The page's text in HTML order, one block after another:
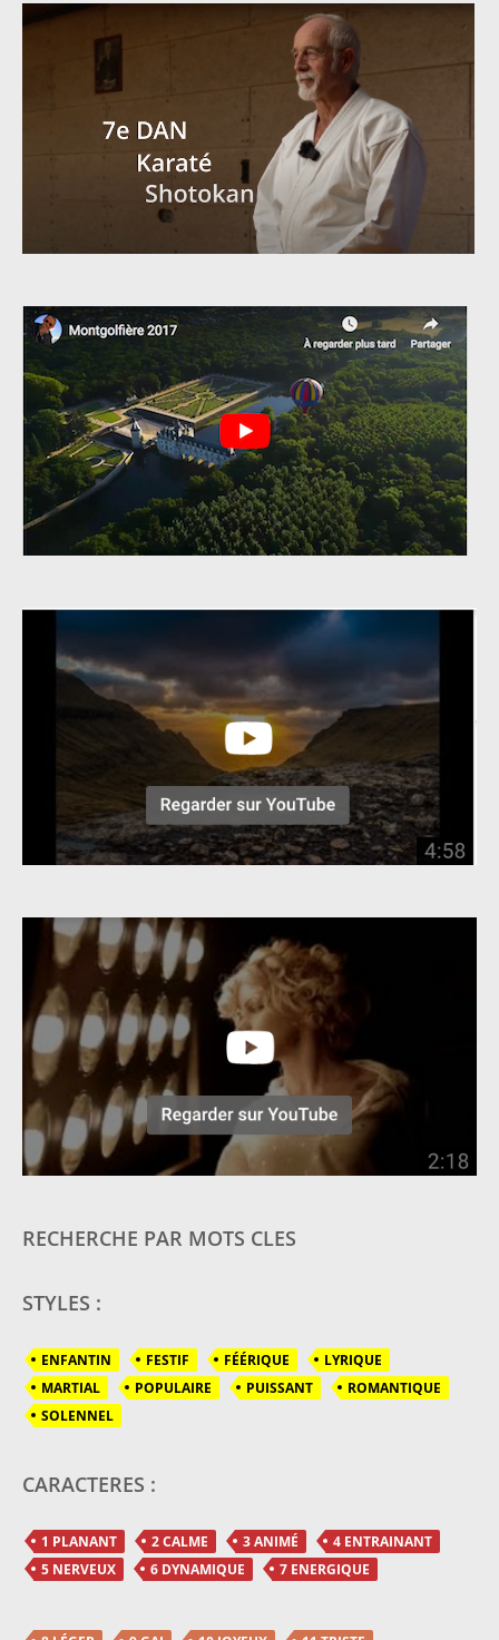
RECHERCHE PAR MOTS CLES
STYLES :
ENFANTIN FESTIF FÉÉRIQUE
LYRIQUE
MARTIAL
POPULAIRE PUISSANT
ROMANTIQUE
SOLENNEL
CARACTERES :
1 PLANANT 2 CALME 3 ANIMÉ
4 ENTRAINANT
5 NERVEUX
6 DYNAMIQUE 7 ENERGIQUE